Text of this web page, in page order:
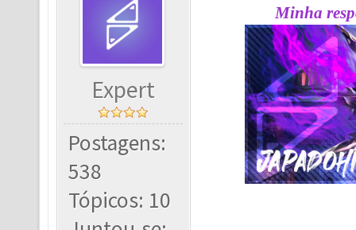
Expert
Postagens:
538
Tópicos: 10
Minha